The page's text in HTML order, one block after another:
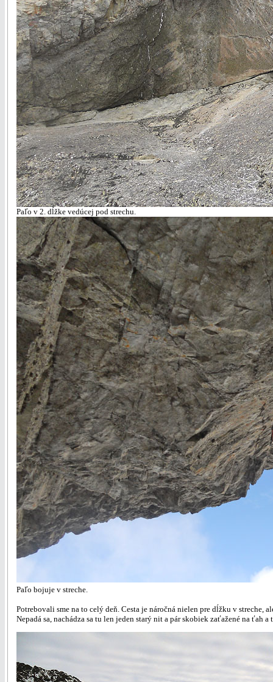
Paľo v 2. dĺžke vedúcej pod strechu.
Paľo bojuje v streche.
Potrebovali sme na to celý deň. Cesta je náročná nielen pre dĺžku v
Nepadá sa, nachádza sa tu len jeden starý nit a pár skobiek zaťažené na ťah